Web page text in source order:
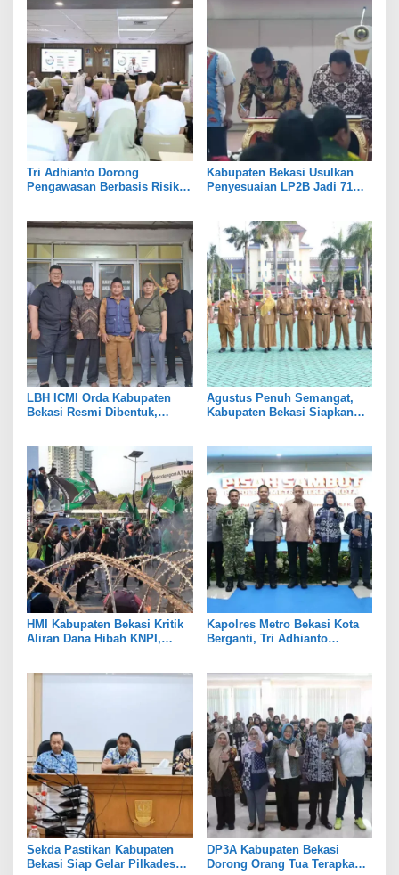
Tri Adhianto Dorong
Pengawasan Berbasis Risiko,
Kabupaten Bekasi Usulkan
Penyesuaian LP2B Jadi 71
LBH ICMI Orda Kabupaten
Bekasi Resmi Dibentuk,
Agustus Penuh Semangat,
Kabupaten Bekasi Siapkan
HMI Kabupaten Bekasi Kritik
Aliran Dana Hibah KNPI,
Kapolres Metro Bekasi Kota
Berganti, Tri Adhianto
Sekda Pastikan Kabupaten
Bekasi Siap Gelar Pilkades
DP3A Kabupaten Bekasi
Dorong Orang Tua Terapkan